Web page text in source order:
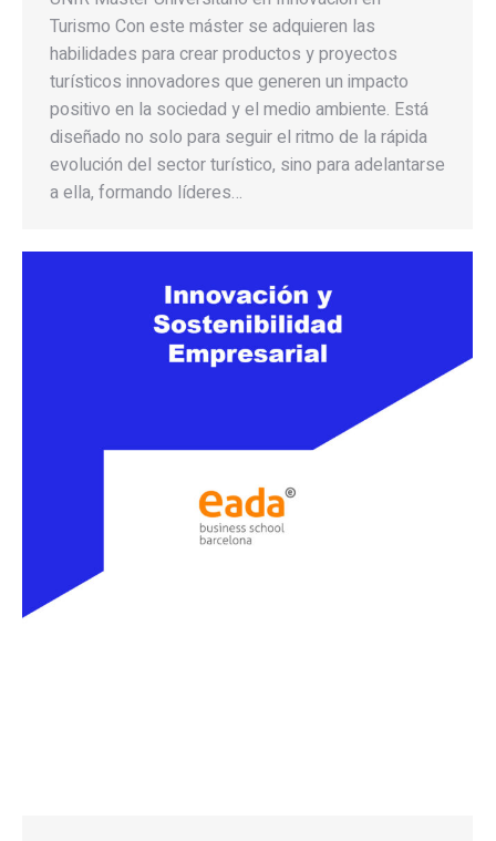
Turismo Con este máster se adquieren las
habilidades para crear productos y proyectos
turísticos innovadores que generen un impacto
positivo en la sociedad y el medio ambiente. Está
diseñado no solo para seguir el ritmo de la rápida
evolución del sector turístico, sino para adelantarse
a ella, formando líderes…